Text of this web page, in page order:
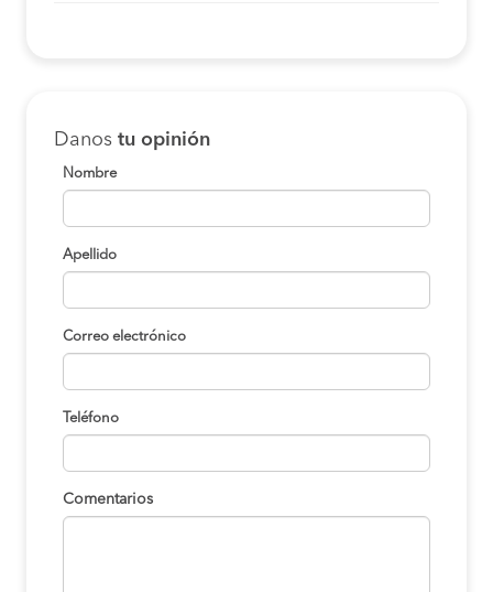
Danos tu opinión
Nombre
Apellido
Correo electrónico
Teléfono
Comentarios